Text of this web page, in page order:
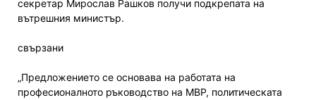
секретар Мирослав Рашков получи подкрепата на
вътрешния министър.
свързани
„Предложението се основава на работата на
професионалното ръководство на МВР, политическата